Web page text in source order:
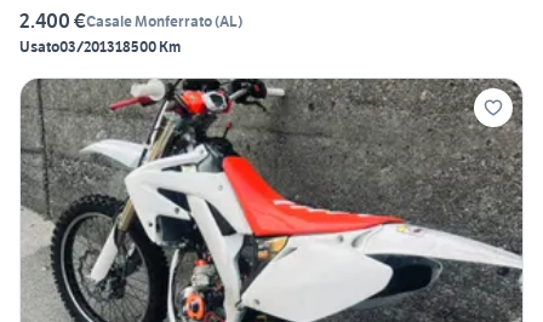
2.400 €Casale Monferrato(AL)
Usato03/201318500 Km